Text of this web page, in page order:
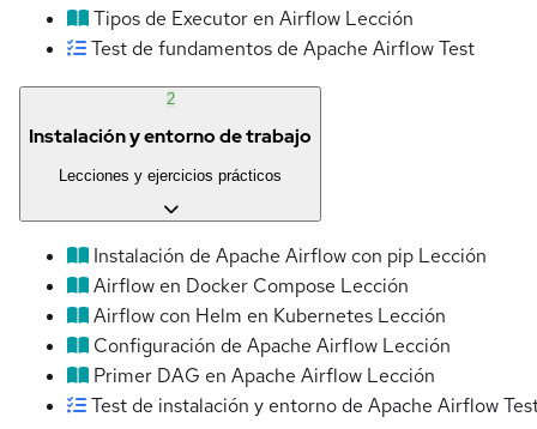
Tipos de Executor en Airflow Lección
Test de fundamentos de Apache AirflowTest
2
Instalación y entorno de trabajo
Lecciones y ejercicios prácticos
Instalación de Apache Airflow con pip Lección
Airflow en Docker Compose Lección
Airflow con Helm en Kubernetes Lección
Configuración de Apache Airflow Lección
Primer DAG en Apache Airflow Lección
Test de instalación y entorno de Apache Airflow